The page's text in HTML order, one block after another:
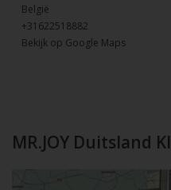
België
+31622518882
Bekijk op Google Maps
MR.JOY Duitsland